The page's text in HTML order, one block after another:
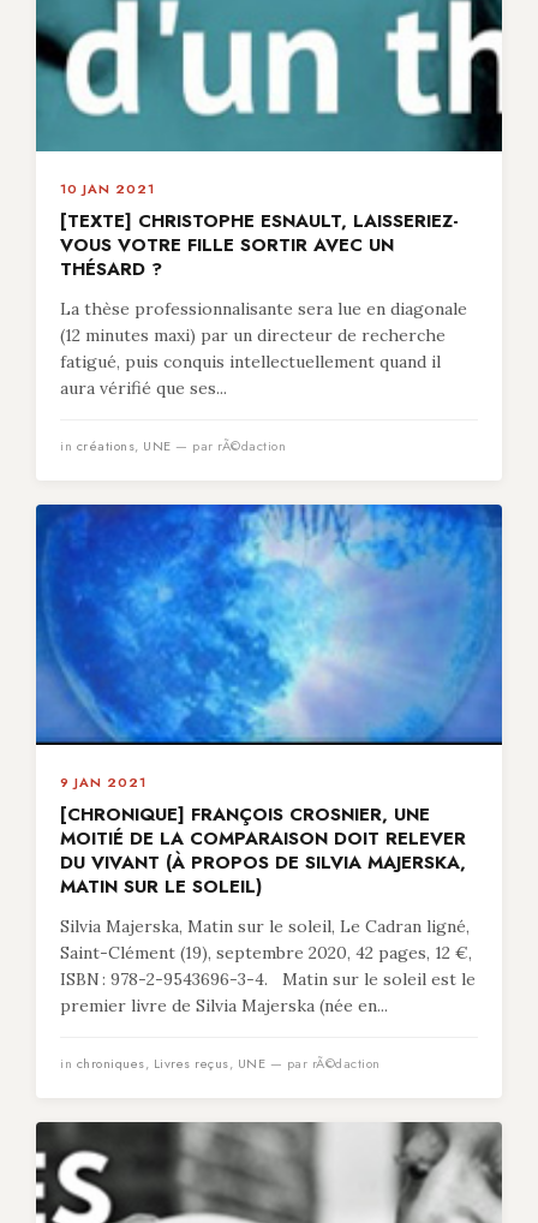
10 JAN 2021
[TEXTE] CHRISTOPHE ESNAULT, LAISSERIEZ-
VOUS VOTRE FILLE SORTIR AVEC UN
THÉSARD ?
La thèse professionnalisante sera lue en diagonale
(12 minutes maxi) par un directeur de recherche
fatigué, puis conquis intellectuellement quand il
aura vérifié que ses...
in créations, UNE — par rÃ©daction
9 JAN 2021
[CHRONIQUE] FRANÇOIS CROSNIER, UNE
MOITIÉ DE LA COMPARAISON DOIT RELEVER
DU VIVANT (À PROPOS DE SILVIA MAJERSKA,
MATIN SUR LE SOLEIL)
Silvia Majerska, Matin sur le soleil, Le Cadran ligné,
Saint-Clément (19), septembre 2020, 42 pages, 12 €,
ISBN : 978-2-9543696-3-4. Matin sur le soleil est le
premier livre de Silvia Majerska (née en...
in chroniques, Livres reçus, UNE — par rÃ©daction